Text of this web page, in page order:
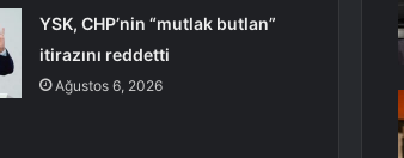
YSK, CHP’nin “mutlak butlan”
itirazını reddetti
Ağustos 6, 2026